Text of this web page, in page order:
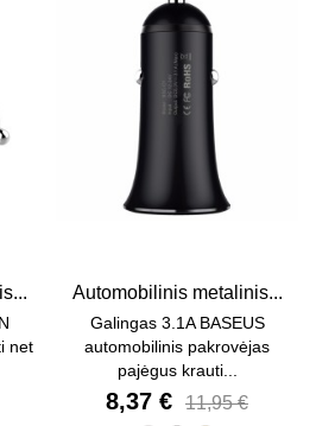
net
Automobilinis metalinis...
Galingas 3.1A BASEUS
automobilinis pakrovėjas
pajėgus krauti...
8,37 € 11,95 €